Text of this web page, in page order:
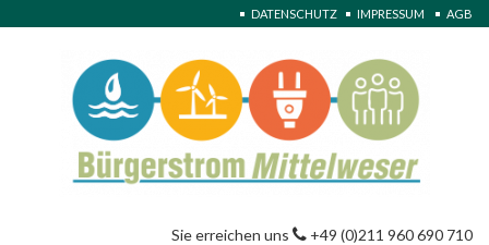
DATENSCHUTZ IMPRESSUM AGB
Sie erreichen uns
+49 (0)211 960 690 710